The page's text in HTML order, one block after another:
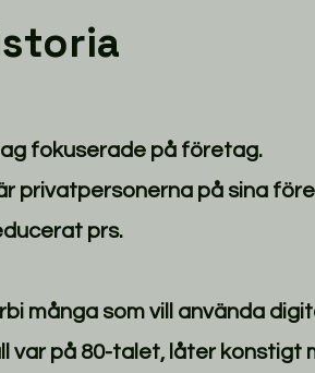
fokuserade på företag.
privatpersonerna på sina
prs.
många som vill använda
var på 80-talet, låter konstigt